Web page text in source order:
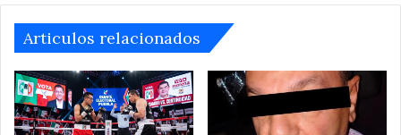
Articulos relacionados